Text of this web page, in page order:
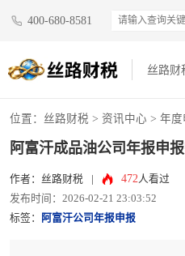
400-680-8581
丝路财
位置： 丝路财税 > 资讯中心 > 年度
阿富汗成品油公司年报申
作者：丝路财税 472人看过
发布时间：2026-02-21 23:03:52
标签：
阿富汗公司年报申报